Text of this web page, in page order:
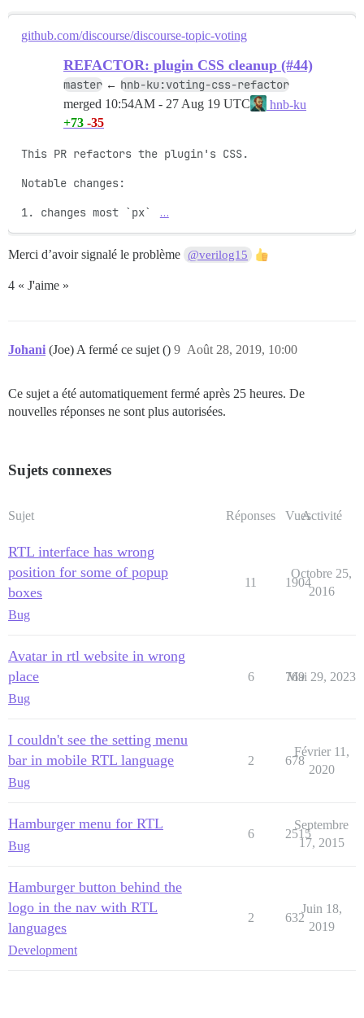
github.com/discourse/discourse-topic-voting
REFACTOR: plugin CSS cleanup (#44)
master ← hnb-ku:voting-css-refactor
merged 10:54AM - 27 Aug 19 UTC
hnb-ku
+73 -35
This PR refactors the plugin's CSS.
Notable changes:
1. changes most `px`
…
Merci d’avoir signalé le problème @verilog15
4 « J'aime »
Johani (Joe) A fermé ce sujet () Août 28, 2019, 10:00
9
Ce sujet a été automatiquement fermé après 25 heures. De
nouvelles réponses ne sont plus autorisées.
Sujets connexes
Sujet Réponses VuesActivité
RTL interface has wrong
position for some of popup
boxes
Bug
11 1904
Octobre 25,
2016
Avatar in rtl website in wrong
place
Bug
6 769
Mai 29, 2023
I couldn't see the setting menu
bar in mobile RTL language
Bug
2 678
Février 11,
2020
Hamburger menu for RTL
Bug
6 2515
Septembre
17, 2015
Hamburger button behind the
logo in the nav with RTL
languages
Development
2 632
Juin 18,
2019